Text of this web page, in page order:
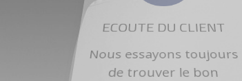
ECOUTE DU CLIENT
Nous essayons toujours
de trouver le bon